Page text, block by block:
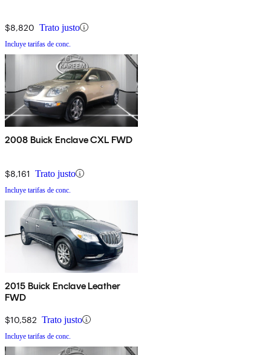
$8,820 Trato justo
Incluye tarifas de conc.
2008 Buick Enclave CXL FWD
$8,161 Trato justo
Incluye tarifas de conc.
2015 Buick Enclave Leather
FWD
$10,582 Trato justo
Incluye tarifas de conc.